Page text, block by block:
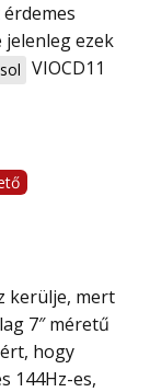
jelenleg ezek
VIOCD11
7″ méretű
hogy
144Hz-es,